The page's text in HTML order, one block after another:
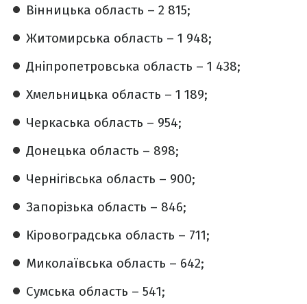
Вінницька область – 2 815;
Житомирська область – 1 948;
Дніпропетровська область – 1 438;
Хмельницька область – 1 189;
Черкаська область – 954;
Донецька область – 898;
Чернігівська область – 900;
Запорізька область – 846;
Кіровоградська область – 711;
Миколаївська область – 642;
Сумська область – 541;